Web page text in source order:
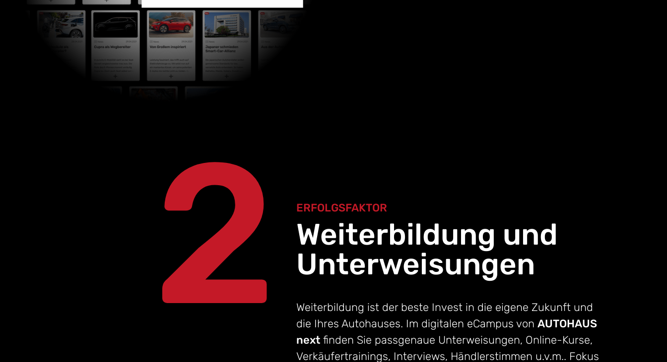
2 ERFOLGSFAKTOR
Weiterbildung und
Unterweisungen
Weiterbildung ist der beste Invest in die eigene Zukunft und
die Ihres Autohauses. Im digitalen eCampus von AUTOHAUS
next finden Sie passgenaue Unterweisungen, Online-Kurse,
Verkäufertrainings, Interviews, Händlerstimmen u.v.m.. Fokus